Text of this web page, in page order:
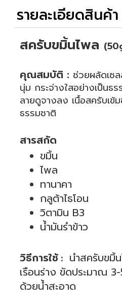
รายละเอียดสินค้า
สครับขมิ้นไพล
คุณสมบัติ : ช่วยผลัดเซ
นุ่ม กระจ่างใสอย่างเป็นธ
ลายดูจางลง เนื้อสครับเข้
ธรรมชาติ
สารสกัด
ขมิ้น
ไพล
ทานาคา
กลูต้าไธโอน
วิตามิน B3
น้ำมันรำข้าว
วิธีการใช้ : นำสครับขมิ้
เรือนร่าง ขัดประมาณ
ด้วยน้ำสะอาด